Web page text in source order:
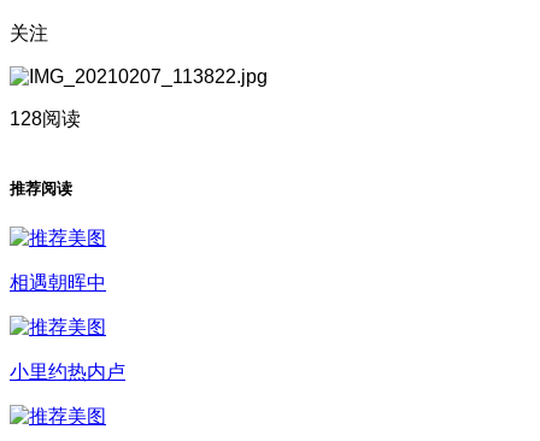
关注
128阅读
推荐阅读
相遇朝晖中
小里约热内卢